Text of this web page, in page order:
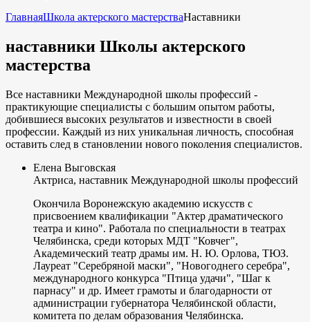
ГлавнаяШкола актерского мастерстваНаставники
наставники Школы актерского
мастерства
Все наставники Международной школы профессий -
практикующие специалисты с большим опытом работы,
добившиеся высоких результатов и известности в своей
профессии. Каждый из них уникальная личность, способная
оставить след в становлении нового поколения специалистов.
Елена Выговская
Актриса, наставник Международной школы профессий
Окончила Воронежскую академию искусств с
присвоением квалификации "Актер драматического
театра и кино". Работала по специальности в театрах
Челябинска, среди которых МДТ "Ковчег",
Академический театр драмы им. Н. Ю. Орлова, ТЮЗ.
Лауреат "Серебряной маски", "Новогоднего серебра",
международного конкурса "Птица удачи", "Шаг к
парнасу" и др. Имеет грамоты и благодарности от
администрации губернатора Челябинской области,
комитета по делам образования Челябинска.